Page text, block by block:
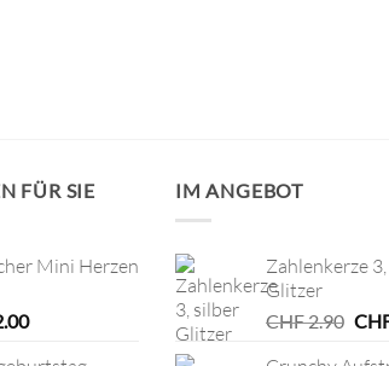
FÜR SIE
Mini Herzen
IM ANGEBOT
Zahlenkerze
Glitzer
CHF2.90